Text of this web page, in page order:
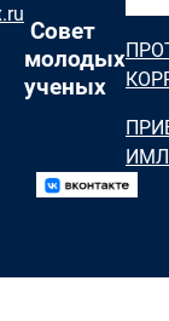
Совет
молодых
ученых